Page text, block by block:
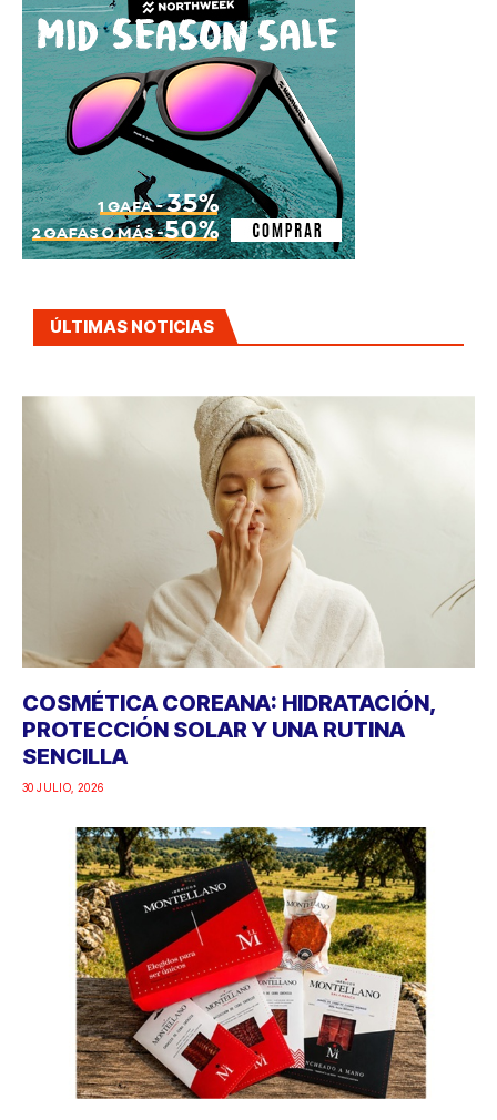
ÚLTIMAS NOTICIAS
COSMÉTICA COREANA: HIDRATACIÓN,
PROTECCIÓN SOLAR Y UNA RUTINA
SENCILLA
30 JULIO, 2026